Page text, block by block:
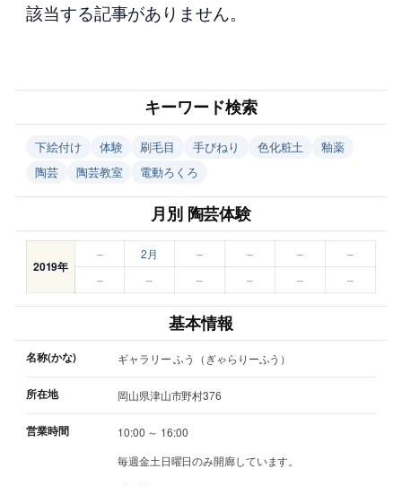
該当する記事がありません。
キーワード検索
下絵付け 体験 刷毛目 手びねり 色化粧土
釉薬
陶芸
陶芸教室 電動ろくろ
月別 陶芸体験
2019年
– 2月 – – –
–
–
– – – – –
基本情報
名称(かな) ギャラリー ふう（ぎゃらりーふう）
所在地 岡山県津山市野村376
営業時間
10:00 ～ 16:00
毎週金土日曜日のみ開廊しています。